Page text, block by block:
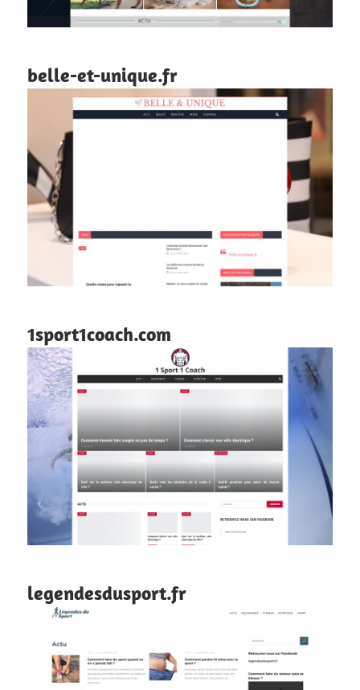
belle-et-unique.fr
1sport1coach.com
legendesdusport.fr